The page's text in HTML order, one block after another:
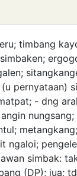
timbang
pernyataan)
- dng
nungsang;
ngaloi;
simbak:
(DP); jua;